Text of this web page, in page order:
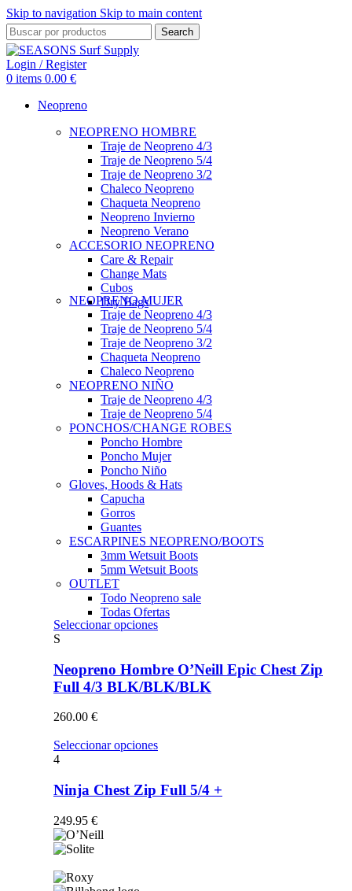
Skip to navigation Skip to main content
Search
Login / Register
0 items 0.00 €
Neopreno
NEOPRENO HOMBRE
Traje de Neopreno 4/3
Traje de Neopreno 5/4
Traje de Neopreno 3/2
Chaleco Neopreno
Chaqueta Neopreno
Neopreno Invierno
Neopreno Verano
ACCESORIO NEOPRENO
Care & Repair
Change Mats
Cubos
Dry Bags
NEOPRENO MUJER
Traje de Neopreno 4/3
Traje de Neopreno 5/4
Traje de Neopreno 3/2
Chaqueta Neopreno
Chaleco Neopreno
NEOPRENO NIÑO
Traje de Neopreno 4/3
Traje de Neopreno 5/4
PONCHOS/CHANGE ROBES
Poncho Hombre
Poncho Mujer
Poncho Niño
Gloves, Hoods & Hats
Capucha
Gorros
Guantes
ESCARPINES NEOPRENO/BOOTS
3mm Wetsuit Boots
5mm Wetsuit Boots
OUTLET
Todo Neopreno sale
Todas Ofertas
Seleccionar opcionesEste
múltiples
variantes.
Las
elegir
página
S
Neopreno Hombre O’Neill Epic Chest Zip
Full 4/3 BLK/BLK/BLK
260.00 €
Seleccionar opcionesEste
múltiples
variantes.
4
Ninja Chest Zip Full 5/4 +
249.95 €